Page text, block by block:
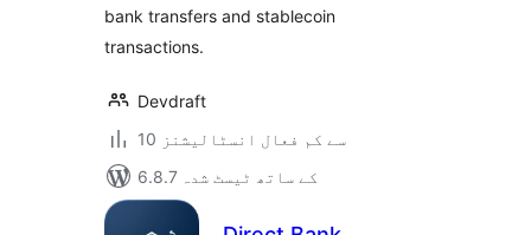
bank transfers and stablecoin
transactions.
Devdraft
10 سے کم فعال انسٹالیشنز
6.8.7 کے ساتھ ٹیسٹ شدہ